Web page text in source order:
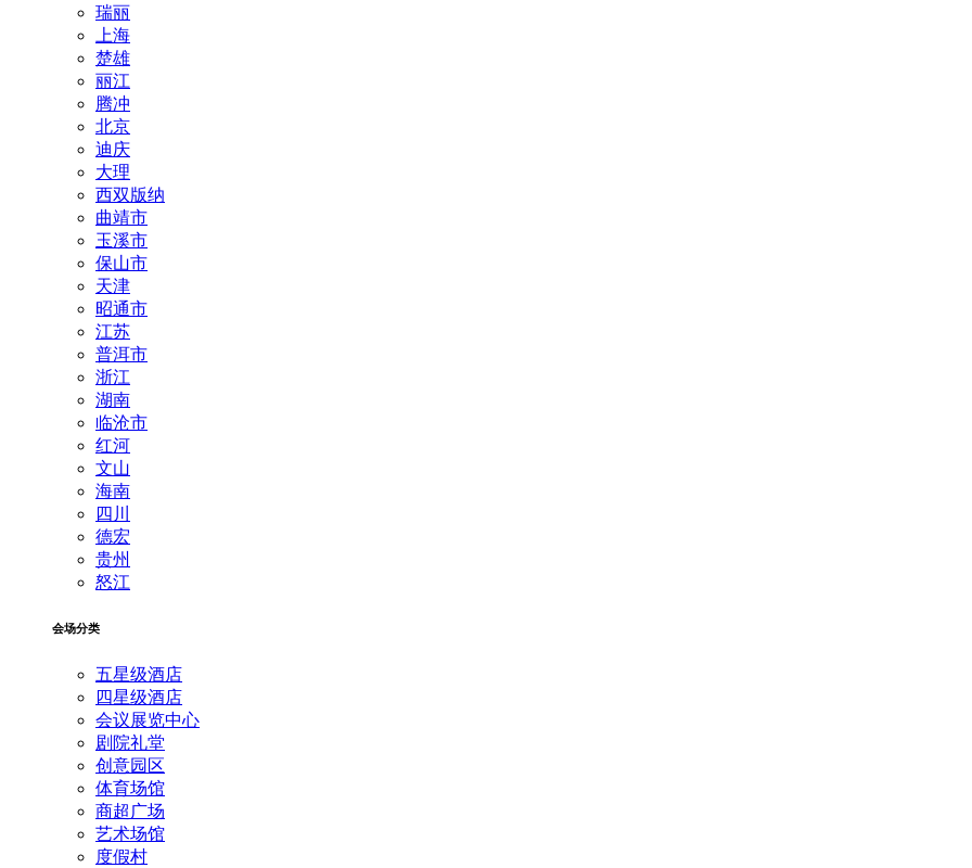
瑞丽
上海
楚雄
丽江
腾冲
北京
迪庆
大理
西双版纳
曲靖市
玉溪市
保山市
天津
昭通市
江苏
普洱市
浙江
湖南
临沧市
红河
文山
海南
四川
德宏
贵州
怒江
会场分类
五星级酒店
四星级酒店
会议展览中心
剧院礼堂
创意园区
体育场馆
商超广场
艺术场馆
度假村